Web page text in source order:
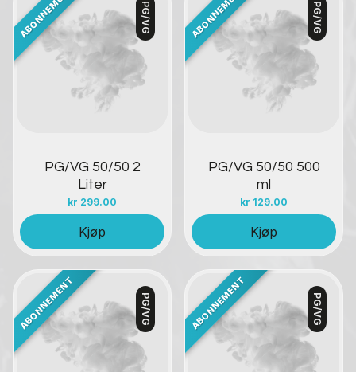
PG/VG
PG/VG 50/50 2
Liter
kr 299.00
Kontakt oss
Kjøp
PG/VG
PG/VG 50/50 500
ml
kr 129.00
Kontakt oss
Kjøp
PG/VG
Kontakt oss
PG/VG
Kontakt oss